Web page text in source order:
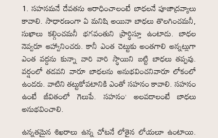
సహనమనే దేవతను ఆరాధించాలంటే బాధలనే పూజాద్రవ్యాలు
కావాలి. సాధారణంగా ఏ మనిషి అయినా బాధలు తొలగించమనీ,
సుఖాలు కల్గించమనీ భగవంతుని ప్రార్థిస్తూ ఉంటాడు. బాధల
నెవ్వరూ ఆహ్వానించరు. కానీ ఎంత చెట్టుకు అంతగాలి అన్నట్లుగా
ఎంత వద్దను కున్నా వారి వారి స్థాయిని బట్టి బాధలు తప్పవు.
వర్షంలో తడవని వారూ బాధలను అనుభవించనివారూ లోకంలో
ఉండరు. వాటిని తట్టుకోవటానికి ఎంతో సహనం కావాలి. సహనం
ఉంటే జీవితంలో గెలుపే. సహనం’ అలవడాలంటే బాధలు
అనుభవించాలి.
ఉన్నతమైన శిఖరాలు ఉన్న చోటనే లోతైన లోయలూ ఉంటాయి.